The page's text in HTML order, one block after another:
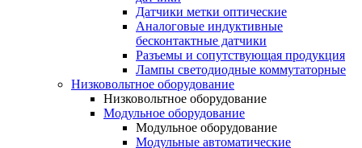
Датчики метки оптические
Аналоговые индуктивные
бесконтактные датчики
Разъемы и сопутствующая продукция
Лампы светодиодные коммутаторные
Низковольтное оборудование
Низковольтное оборудование
Модульное оборудование
Модульное оборудование
Модульные автоматические